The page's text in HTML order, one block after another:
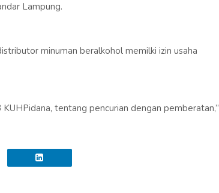
Lampung.
minuman beralkohol memilki izin usaha
tentang pencurian dengan pemberatan,”